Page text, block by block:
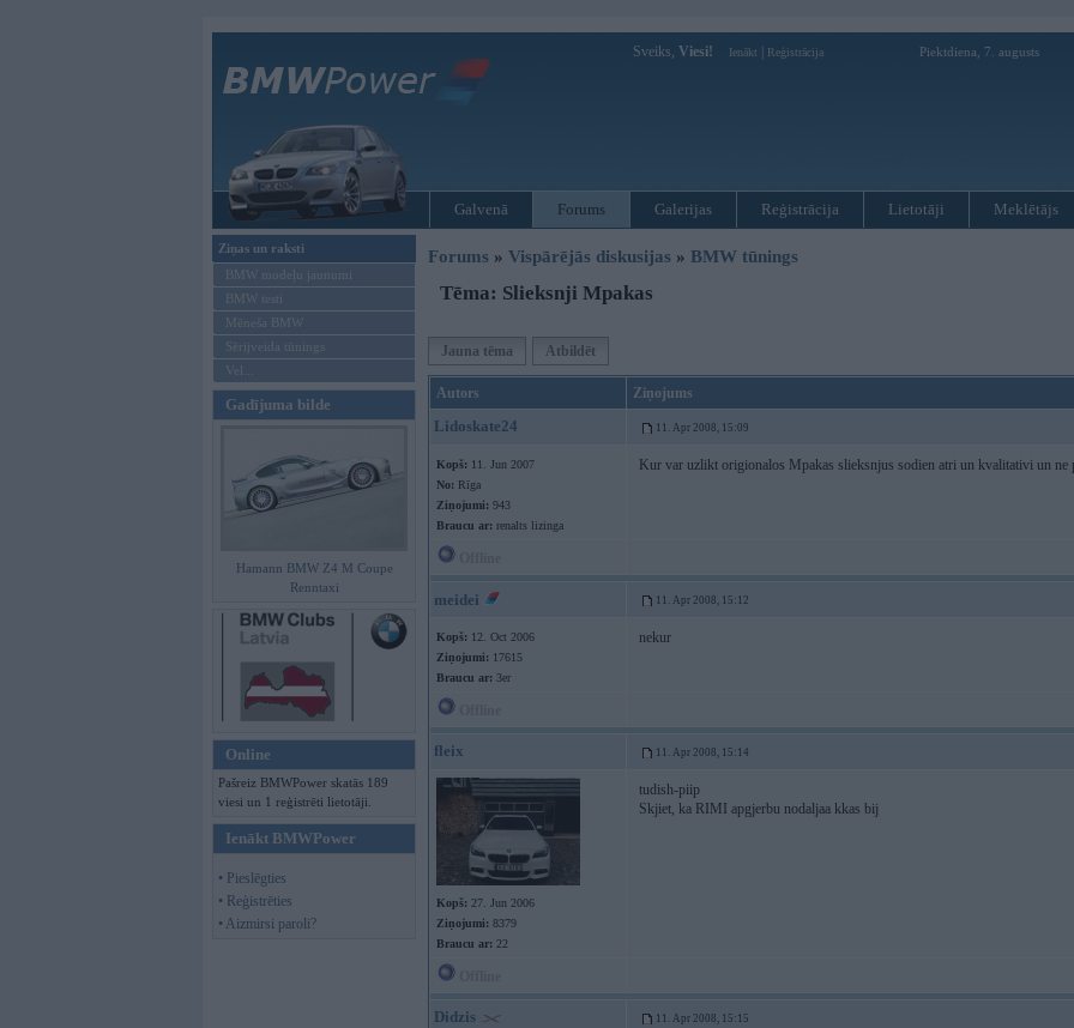
Sveiks, Viesi! Ienākt Reģistrācija Piektdiena, 7. augusts
Galvenā Forums Galerijas Reģistrācija Lietotāji Meklētājs
Ziņas un raksti
BMW modeļu jaunumi
BMW testi
Mēneša BMW
Sērijveida tūnings
Vel...
Gadījuma bilde
Hamann BMW Z4 M Coupe
Renntaxi
Online
Pašreiz BMWPower skatās 189
viesi un 1 reģistrēti lietotāji.
Ienākt BMWPower
• Pieslēgties
• Reģistrēties
• Aizmirsi paroli?
Forums » Vispārējās diskusijas » BMW tūnings
Tēma: Slieksnji Mpakas
Jauna tēma Atbildēt
Autors Ziņojums
Lidoskate24 11. Apr 2008, 15:09
Kopš: 11. Jun 2007
No: Rīga
Ziņojumi: 943
Braucu ar: renalts lizinga
Kur var uzlikt origionalos Mpakas slieksnjus sodien atri un kvalitativi un ne
meidei 11. Apr 2008, 15:12
Kopš: 12. Oct 2006
Ziņojumi: 17615
Braucu ar: 3er
nekur
fleix 11. Apr 2008, 15:14
Kopš: 27. Jun 2006
Ziņojumi: 8379
Braucu ar: 22
tudish-piip
Skjiet, ka RIMI apgjerbu nodaljaa kkas bij
Didzis 11. Apr 2008, 15:15